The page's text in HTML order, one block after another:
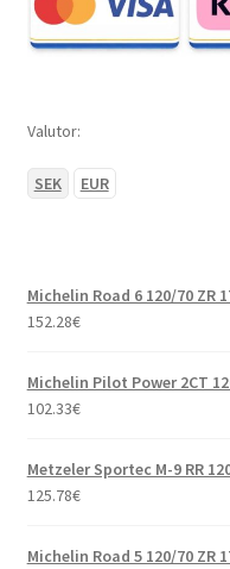
Valutor:
SEK EUR
Michelin Road 6 120/70 ZR
152.28€
Michelin Pilot Power 2CT
102.33€
Metzeler Sportec M-9 RR
125.78€
Michelin Road 5 120/70 ZR